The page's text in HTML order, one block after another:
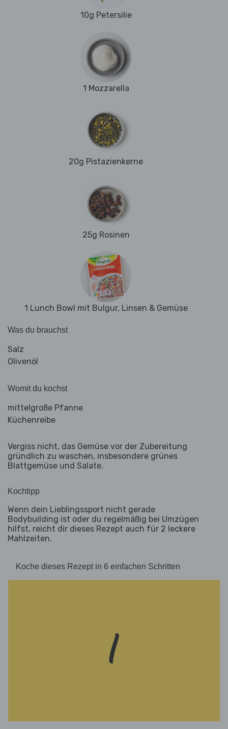
10g Petersilie
1 Mozzarella
20g Pistazienkerne
25g Rosinen
1 Lunch Bowl mit Bulgur, Linsen & Gemüse
Was du brauchst
Salz
Olivenöl
Womit du kochst
mittelgroße Pfanne
Küchenreibe
Vergiss nicht, das Gemüse vor der Zubereitung
gründlich zu waschen, insbesondere grünes
Blattgemüse und Salate.
Kochtipp
Wenn dein Lieblingssport nicht gerade
Bodybuilding ist oder du regelmäßig bei Umzügen
hilfst, reicht dir dieses Rezept auch für 2 leckere
Mahlzeiten.
Koche dieses Rezept in 6 einfachen Schritten